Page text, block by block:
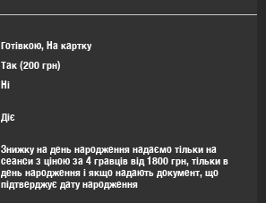
Готівкою, На картку
Так (200 грн)
Ні
Діє
Знижку на день народження надаємо тільки на
сеанси з ціною за 4 гравців від 1800 грн, тільки в
день народження і якщо надають документ, що
підтверджує дату народження